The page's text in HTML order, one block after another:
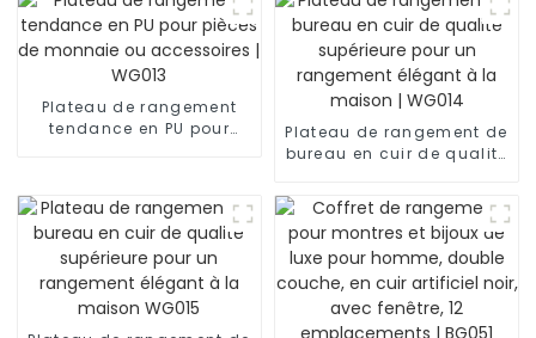
Plateau de rangement
tendance en PU pour
Plateau de rangement de
bureau en cuir de qualité
rangement élégant à la
maison | WG014